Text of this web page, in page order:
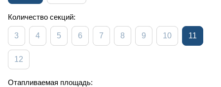
Количество секций:
3 4 5 6 7 8 9 10 11
12
Отапливаемая площадь: